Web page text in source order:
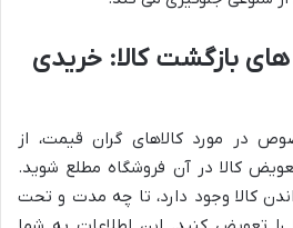
بازگشت کالا: خریدی
در مورد کالاهای گران قیمت، از
کالا در آن فروشگاه مطلع شوید.
کالا وجود دارد، تا چه مدت و تحت